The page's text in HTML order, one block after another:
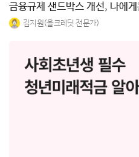
금융규제 샌드박스 개선, 나에
김지원(올크레딧 전문가)